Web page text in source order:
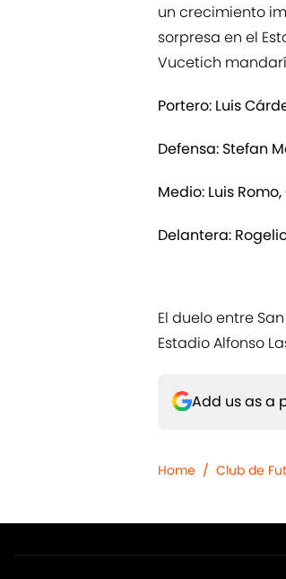
un crecimiento
sorpresa en el
Vucetich
Portero: Luis
Defensa: Stefan
Medio: Luis
Delantera:
El duelo entre
Estadio Alfonso
Add us as a
Home / Club de